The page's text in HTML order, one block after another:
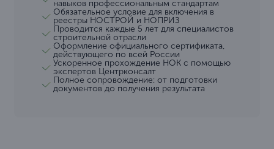
навыков профессиональным стандартам
Обязательное условие для включения в
реестры НОСТРОЙ и НОПРИЗ
Проводится каждые 5 лет для специалистов
строительной отрасли
Оформление официального сертификата,
действующего по всей России
Ускоренное прохождение НОК с помощью
экспертов Центрконсалт
Полное сопровождение: от подготовки
документов до получения результата